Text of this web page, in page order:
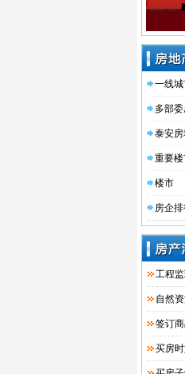
一线城
多部
泰安
重要
楼市
房企排
工程
自然
签订
买房
2017.12《泰安律师网》工